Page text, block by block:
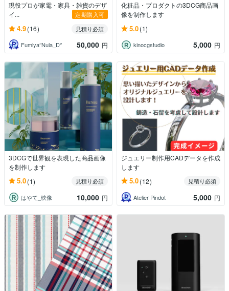
現役プロが家電・家具・雑貨のデザ
イ...
定期購入可
4.9(16)
見積り必須
Fumiya‘’Nula_D‘’
50,000 円
化粧品・プロダクトの3DCG商品画
像を制作します
5.0(1)
kinocgstudio 5,000 円
3DCGで世界観を表現した商品画像
を制作します
5.0(1)
見積り必須
はやて_映像
10,000 円
ジュエリー制作用CADデータを作成
します
5.0(12)
見積り必須
Atelier Pindot
5,000 円